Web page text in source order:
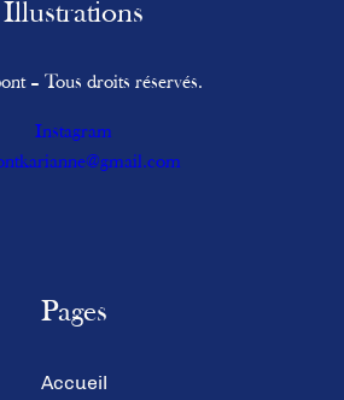
Illustrations
– Tous droits réservés.
Instagram
Pages
Accueil